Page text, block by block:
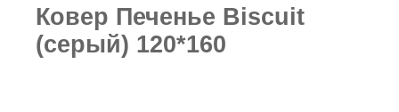
Ковер Печенье Biscuit
(серый) 120*160